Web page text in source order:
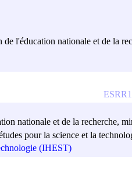
l'éducation nationale et de la
nationale et de la recherche,
pour la science et la
(IHEST)